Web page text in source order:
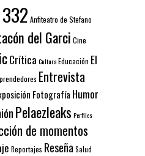
332 Anfiteatro de Stefano
del Garci Cine
Crítica CulturaEducación El
Entrevista
Fotografía Humor
Pelaezleaks Perfiles
de momentos
Reportajes Reseña Salud